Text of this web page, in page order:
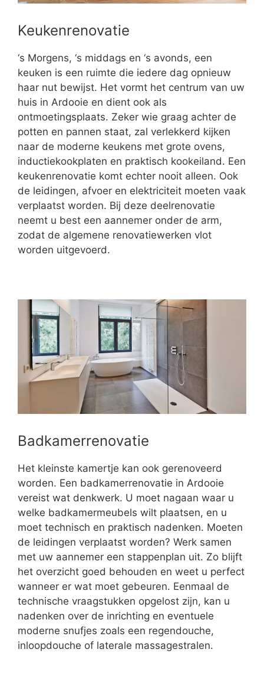
Keukenrenovatie
‘s Morgens, ‘s middags en ‘s avonds, een
keuken is een ruimte die iedere dag opnieuw
haar nut bewijst. Het vormt het centrum van uw
huis in Ardooie en dient ook als
ontmoetingsplaats. Zeker wie graag achter de
potten en pannen staat, zal verlekkerd kijken
naar de moderne keukens met grote ovens,
inductiekookplaten en praktisch kookeiland. Een
keukenrenovatie komt echter nooit alleen. Ook
de leidingen, afvoer en elektriciteit moeten vaak
verplaatst worden. Bij deze deelrenovatie
neemt u best een aannemer onder de arm,
zodat de algemene renovatiewerken vlot
worden uitgevoerd.
Badkamerrenovatie
Het kleinste kamertje kan ook gerenoveerd
worden. Een badkamerrenovatie in Ardooie
vereist wat denkwerk. U moet nagaan waar u
welke badkamermeubels wilt plaatsen, en u
moet technisch en praktisch nadenken. Moeten
de leidingen verplaatst worden? Werk samen
met uw aannemer een stappenplan uit. Zo blijft
het overzicht goed behouden en weet u perfect
wanneer er wat moet gebeuren. Eenmaal de
technische vraagstukken opgelost zijn, kan u
nadenken over de inrichting en eventuele
moderne snufjes zoals een regendouche,
inloopdouche of laterale massagestralen.